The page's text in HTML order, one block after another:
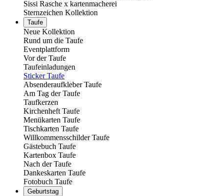
Sissi Rasche x kartenmacherei
Sternzeichen Kollektion
Taufe
Neue Kollektion
Rund um die Taufe
Eventplattform
Vor der Taufe
Taufeinladungen
Sticker Taufe
Absenderaufkleber Taufe
Am Tag der Taufe
Taufkerzen
Kirchenheft Taufe
Menükarten Taufe
Tischkarten Taufe
Willkommensschilder Taufe
Gästebuch Taufe
Kartenbox Taufe
Nach der Taufe
Dankeskarten Taufe
Fotobuch Taufe
Geburtstag